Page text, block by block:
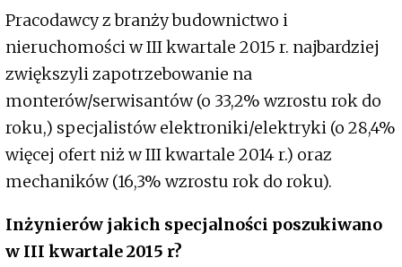
Pracodawcy z branży budownictwo i
nieruchomości w III kwartale 2015 r. najbardziej
zwiększyli zapotrzebowanie na
monterów/serwisantów (o 33,2% wzrostu rok do
roku,) specjalistów elektroniki/elektryki (o 28,4%
więcej ofert niż w III kwartale 2014 r.) oraz
mechaników (16,3% wzrostu rok do roku).
Inżynierów jakich specjalności poszukiwano
w III kwartale 2015 r?